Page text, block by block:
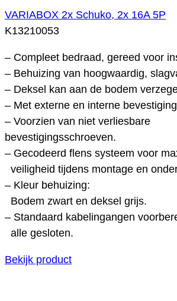
VARIABOX 2x Schuko, 2x 16A 5P
K13210053
– Compleet bedraad, gereed voor
– Behuizing van hoogwaardig,
– Deksel kan aan de bodem
– Met externe en interne
– Voorzien van niet verliesbare
bevestigingsschroeven.
– Gecodeerd flens systeem voor
veiligheid tijdens montage en
– Kleur behuizing:
Bodem zwart en deksel grijs.
– Standaard kabelingangen
alle gesloten.
Bekijk product